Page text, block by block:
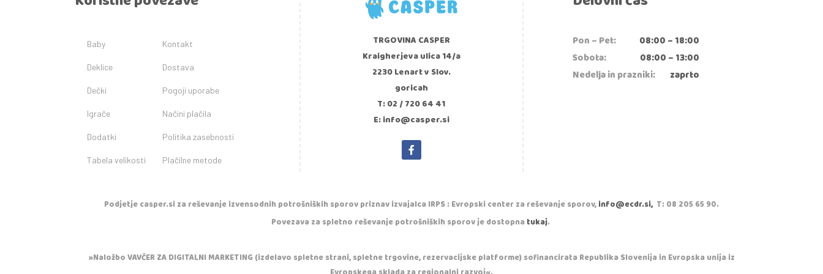
Baby
Deklice
Dečki
Igrače
Dodatki
Tabela velikosti
Kontakt
Dostava
Pogoji uporabe
Načini plačila
Politika zasebnosti
Plačilne metode
TRGOVINA CASPER
Kraigherjeva ulica 14/a
2230 Lenart v Slov.
goricah
T: 02 / 720 64 41
E: info@casper.si
Pon – Pet:
08:00 – 18:00
Sobota:
08:00 – 13:00
Nedelja in prazniki:
zaprto
Podjetje casper.si za reševanje izvensodnih potrošniških sporov priznav izvajalca IRPS : Evropski center za reševanje sporov,info@ecdr.si, T: 08 205 65 90.
Povezava za spletno reševanje potrošniških sporov je dostopnatukaj.
»Naložbo VAVČER ZA DIGITALNI MARKETING (izdelavo spletne strani, spletne trgovine, rezervacijske platforme) sofinancirata Republika Slovenija in Evropska unija iz